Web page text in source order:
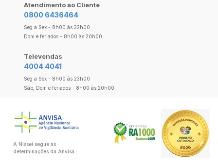
Atendimento ao Cliente
0800 6436464
Seg a Sex - 8h00 às 22h00
Dom e feriados - 8h00 às 20h00
Televendas
4004 4041
Seg a Sex - 8h00 às 23h00
Sáb, Dom e feriados - 8h00 às 20h00
A Nissei segue as
determinações da Anvisa.